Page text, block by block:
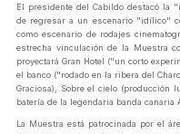
El presidente del Cabildo destacó la
de regresar a un escenario "idílico"
como escenario de rodajes
estrecha vinculación de la Muestra
proyectará Gran Hotel ("un corto
el banco ("rodado en la ribera del
Graciosa), Sobre el cielo (producción
batería de la legendaria banda canaria
La Muestra está patrocinada por el